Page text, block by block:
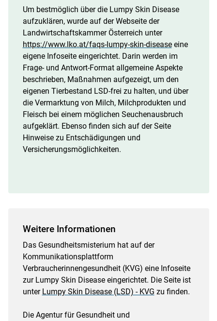
Um bestmöglich über die Lumpy Skin Disease
aufzuklären, wurde auf der Webseite der
Landwirtschaftskammer Österreich unter
https://www.lko.at/faqs-lumpy-skin-diseaseeine
eigene Infoseite eingerichtet. Darin werden im
Frage- und Antwort-Format allgemeine Aspekte
beschrieben, Maßnahmen aufgezeigt, um den
eigenen Tierbestand LSD-frei zu halten, und über
die Vermarktung von Milch, Milchprodukten und
Fleisch bei einem möglichen Seuchenausbruch
aufgeklärt. Ebenso finden sich auf der Seite
Hinweise zu Entschädigungen und
Versicherungsmöglichkeiten.
Weitere Informationen
Das Gesundheitsmisterium hat auf der
Kommunikationsplattform
Verbraucherinnengesundheit (KVG) eine Infoseite
zur Lumpy Skin Disease eingerichtet. Die Seite ist
unter Lumpy Skin Disease (LSD) - KVG zu finden.
Die Agentur für Gesundheit und